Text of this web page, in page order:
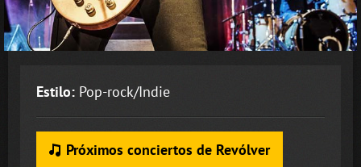
Estilo: Pop-rock/Indie
Próximos conciertos de Revólver